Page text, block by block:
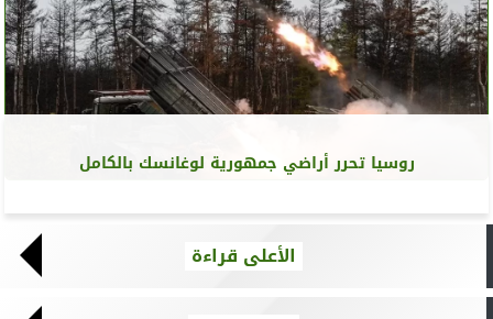
روسيا تحرر أراضي جمهورية لوغانسك بالكامل
الأعلى قراءة